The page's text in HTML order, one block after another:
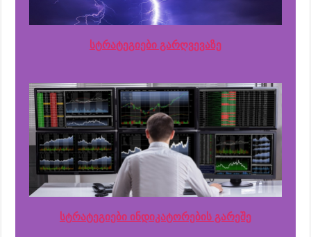
სტრატეგიები გარღვევაზე
სტრატეგიები ინდიკატორების გარეშე